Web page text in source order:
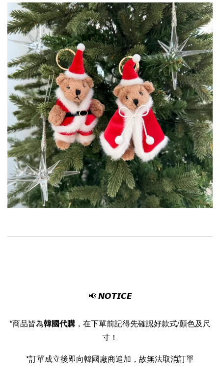
📢 𝙉𝙊𝙏𝙄𝘾𝙀
*商品皆為韓國代購 ，在下單前記得先確認好款式/顏色及尺
寸！